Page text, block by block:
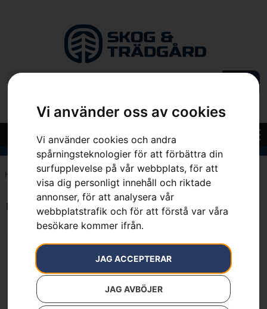
Vi använder oss av cookies
Vi använder cookies och andra
spårningsteknologier för att förbättra din
surfupplevelse på vår webbplats, för att
visa dig personligt innehåll och riktade
annonser, för att analysera vår
webbplatstrafik och för att förstå var våra
besökare kommer ifrån.
JAG ACCEPTERAR
JAG AVBÖJER
Hem 7393089052880
Endast ett sökresultat